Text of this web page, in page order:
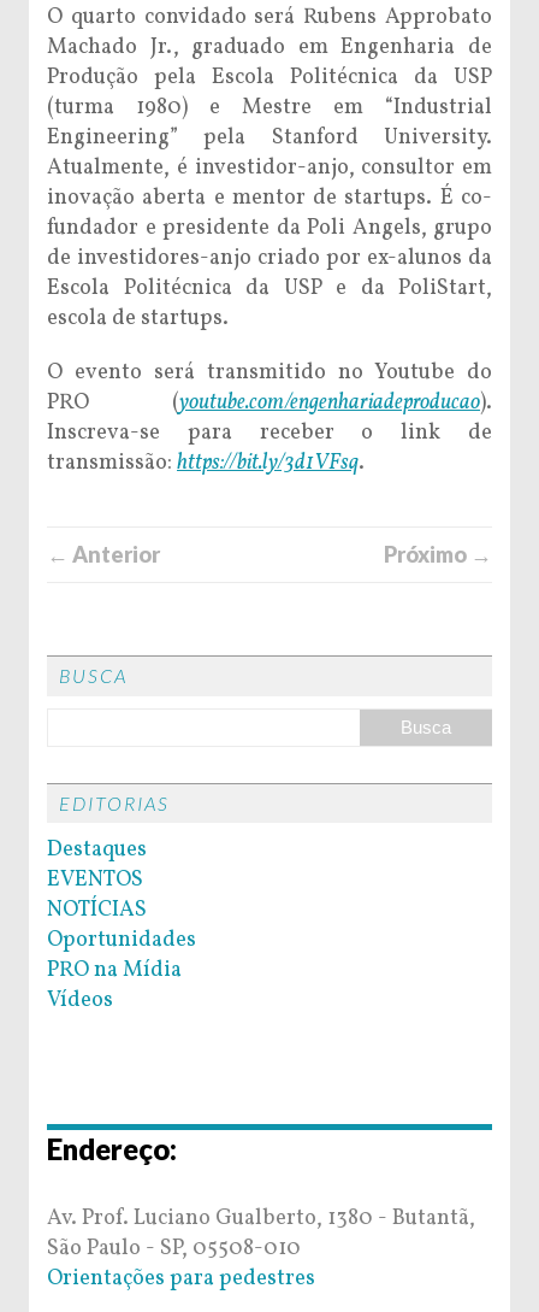
O quarto convidado será Rubens Approbato
Machado Jr., graduado em Engenharia de
Produção pela Escola Politécnica da USP
(turma 1980) e Mestre em “Industrial
Engineering” pela Stanford University.
Atualmente, é investidor-anjo, consultor em
inovação aberta e mentor de startups. É co-
fundador e presidente da Poli Angels, grupo
de investidores-anjo criado por ex-alunos da
Escola Politécnica da USP e da PoliStart,
escola de startups.
O evento será transmitido no Youtube do
PRO (youtube.com/engenhariadeproducao).
Inscreva-se para receber o link de
transmissão: https://bit.ly/3d1VFsq.
← Anterior Próximo →
BUSCA
EDITORIAS
Destaques
EVENTOS
NOTÍCIAS
Oportunidades
PRO na Mídia
Vídeos
Endereço:
Av. Prof. Luciano Gualberto, 1380 - Butantã,
São Paulo - SP, 05508-010
Orientações para pedestres